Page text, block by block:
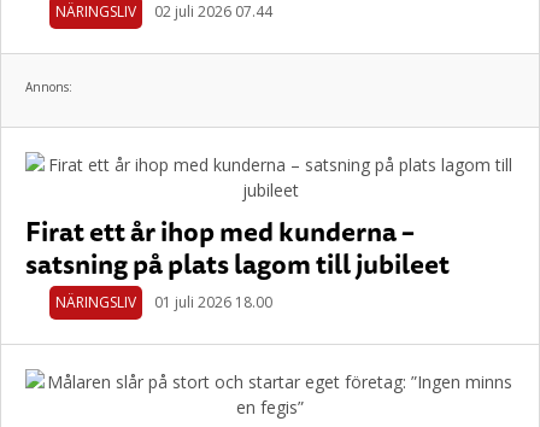
NÄRINGSLIV 02 juli 2026 07.44
Annons:
Firat ett år ihop med kunderna –
satsning på plats lagom till jubileet
NÄRINGSLIV 01 juli 2026 18.00